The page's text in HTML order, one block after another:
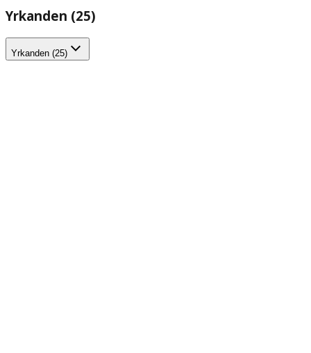
Yrkanden (25)
Yrkanden (25)